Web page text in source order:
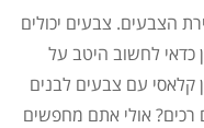
הצבעים. צבעים יכולים
כדאי לחשוב היטב על
עם צבעים לבנים
רכים? אולי אתם מחפשים